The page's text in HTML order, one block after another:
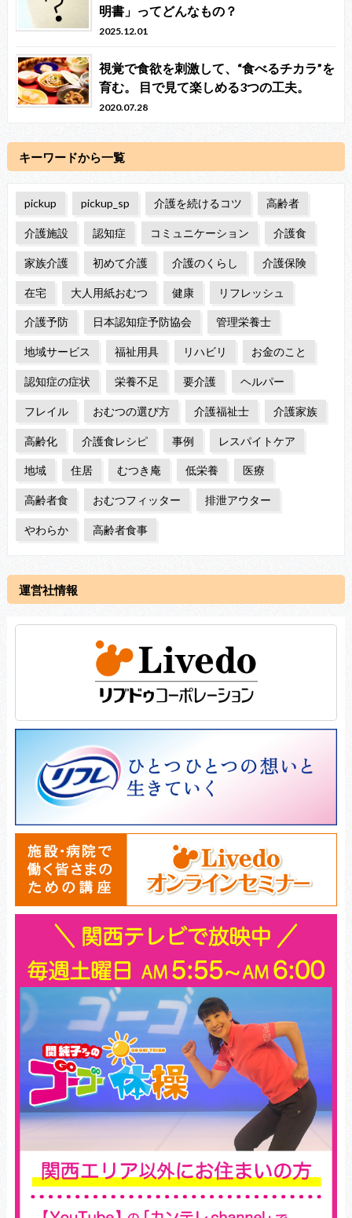
明書」ってどんなもの？
2025.12.01
視覚で食欲を刺激して、“食べるチカラ”を
育む。 目で見て楽しめる3つの工夫。
2020.07.28
キーワードから一覧
pickup pickup_sp 介護を続けるコツ 高齢者
介護施設 認知症 コミュニケーション 介護食
家族介護 初めて介護 介護のくらし 介護保険
在宅 大人用紙おむつ 健康 リフレッシュ
介護予防 日本認知症予防協会 管理栄養士
地域サービス 福祉用具 リハビリ お金のこと
認知症の症状 栄養不足 要介護 ヘルパー
フレイル おむつの選び方 介護福祉士 介護家族
高齢化 介護食レシピ 事例 レスパイトケア
地域 住居 むつき庵 低栄養 医療
高齢者食 おむつフィッター 排泄アウター
やわらか 高齢者食事
運営社情報